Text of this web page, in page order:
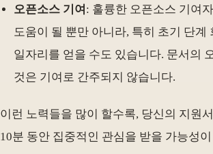
오픈소스 기여 : 훌륭한 오픈소스 기여
도움이 될 뿐만 아니라, 특히 초기 단계
일자리를 얻을 수도 있습니다. 문서의
것은 기여로 간주되지 않습니다.
이런 노력들을 많이 할수록, 당신의 지원
10분 동안 집중적인 관심을 받을 가능성